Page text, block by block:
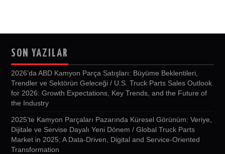
SON YAZILAR
2026’da ABD Kamyon Parça Satışları: Büyüme Beklentileri,
Trendler ve Sektörün Geleceği / U.S. Truck Parts Sales Outlook
for 2026: Growth Expectations, Key Trends, and the Future of
the Industry
2025’te Kamyon Parçaları Pazarında Küresel Görünüm: Veriye,
Dijitale ve Servise Dayalı Yeni Dönem / Global Truck Parts
Market in 2025: A Data-Driven, Digital and Service-Oriented
Transformation